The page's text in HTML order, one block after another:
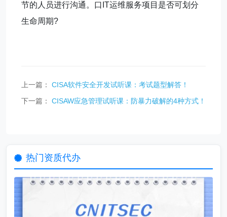
节的人员进行沟通。口IT运维服务项目是否可划分
生命周期?
上一篇：
CISA软件安全开发试听课：考试题型解答！
下一篇：
CISAW应急管理试听课：防暴力破解的4种方式！
热门资质代办